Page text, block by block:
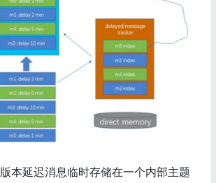
本延迟消息临时存储在一个内部主题